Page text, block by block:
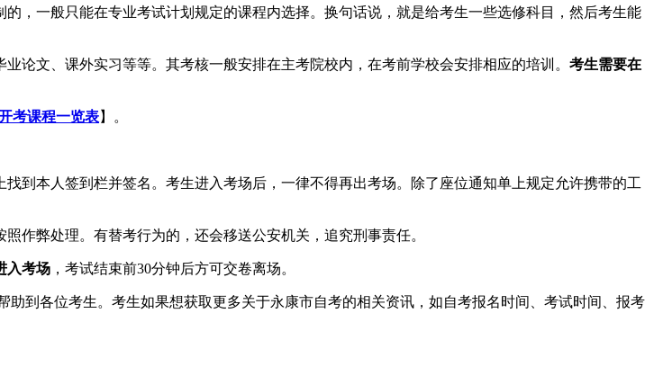
一般只能在专业考试计划规定的课程内选择。换句话说，就是给考生一些选修科目，然后考生能
文、课外实习等等。其考核一般安排在主考院校内，在考前学校会安排相应的培训。 考生需要在
考课程一览表】。
本人签到栏并签名。考生进入考场后，一律不得再出考场。除了座位通知单上规定允许携带的工
照作弊处理。有替考行为的，还会移送公安机关，追究刑事责任。
入考场 ，考试结束前30分钟后方可交卷离场。
到各位考生。考生如果想获取更多关于永康市自考的相关资讯，如自考报名时间、考试时间、报考